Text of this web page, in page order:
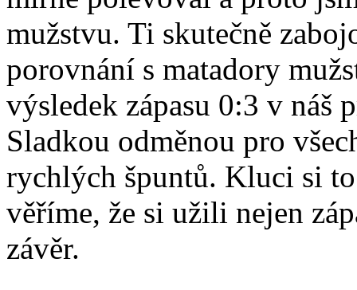
mužstvu. Ti skutečně
porovnání s matadory
výsledek zápasu 0:3 v náš
Sladkou odměnou pro
rychlých špuntů. Kluci si
věříme, že si užili nejen
závěr.